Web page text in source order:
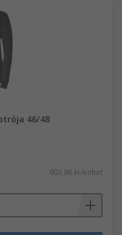
46/48
903,96 kr/enhet